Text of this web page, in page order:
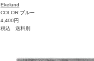
Ekelund
COLOR:ブルー
4,400円
税込 送料別